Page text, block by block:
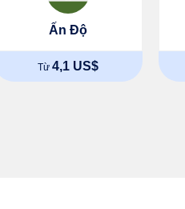
Ấn Độ
Từ 4,1 US$